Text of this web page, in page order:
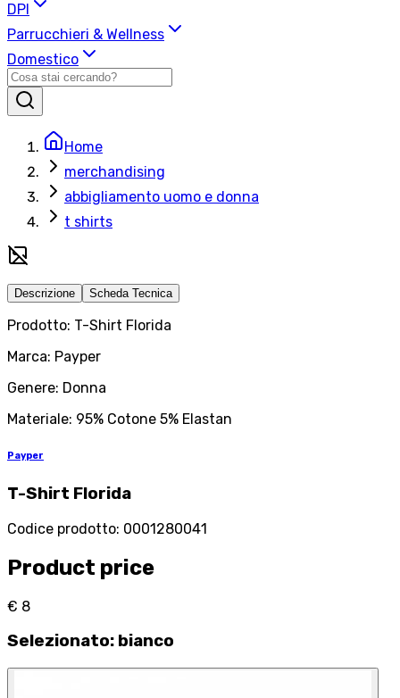
DPI
Parrucchieri & Wellness
Domestico
Home
merchandising
abbigliamento uomo e donna
t shirts
Descrizione Scheda Tecnica
Prodotto: T-Shirt Florida
Marca: Payper
Genere: Donna
Materiale: 95% Cotone 5% Elastan
Payper
T-Shirt Florida
Codice prodotto: 0001280041
Product price
€ 8
Selezionato: bianco